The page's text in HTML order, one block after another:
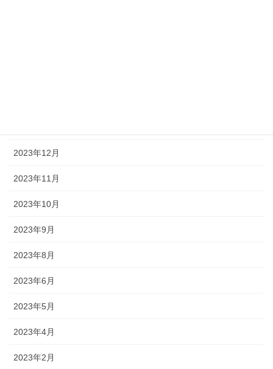
2023年12月
2023年11月
2023年10月
2023年9月
2023年8月
2023年6月
2023年5月
2023年4月
2023年2月